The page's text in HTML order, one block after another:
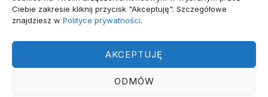
Ciebie zakresie kliknij przycisk "Akceptuję". Szczegółowe
znajdziesz w Polityce prywatności.
AKCEPTUJĘ
ODMÓW